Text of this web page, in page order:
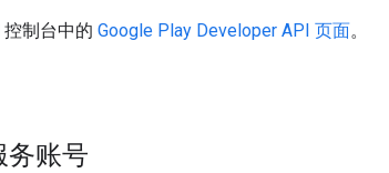
控制台中的 Google Play Developer API 页面。
务账号